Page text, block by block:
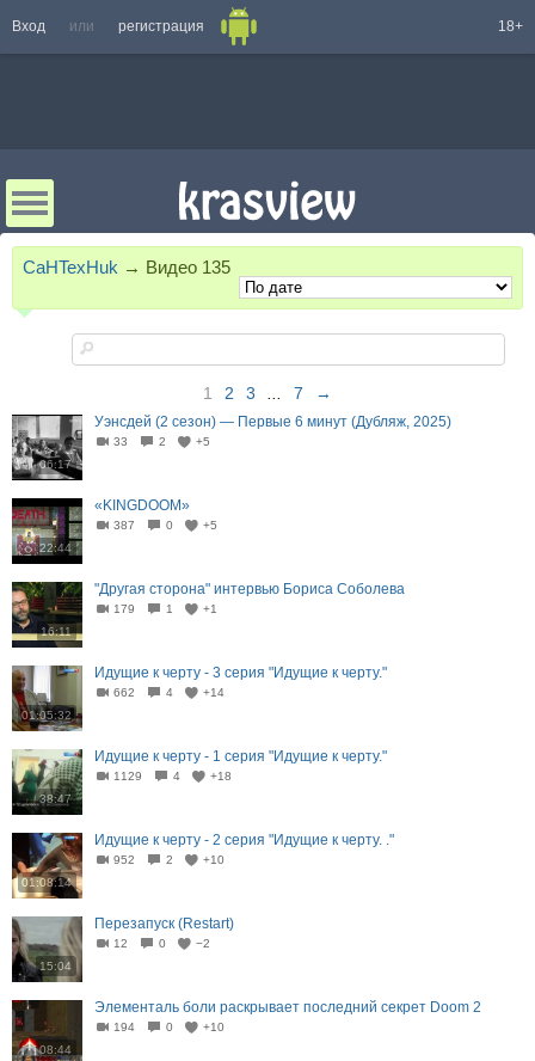
Вход или регистрация 18+
CaHTexHuk → Видео 135
1 2 3 7 →
06:17
Уэнсдей (2 сезон) — Первые 6 минут (Дубляж, 2025)
33 2 +5
22:44
«KINGDOOM»
387 0 +5
16:11
"Другая сторона" интервью Бориса Соболева
179 1 +1
01:05:32
Идущие к черту - 3 серия "Идущие к черту."
662 4 +14
38:47
Идущие к черту - 1 серия "Идущие к черту."
1129 4 +18
01:08:14
Идущие к черту - 2 серия "Идущие к черту. ."
952 2 +10
15:04
Перезапуск (Restart)
12 0 −2
08:44
Элементаль боли раскрывает последний секрет Doom 2
194 0 +10